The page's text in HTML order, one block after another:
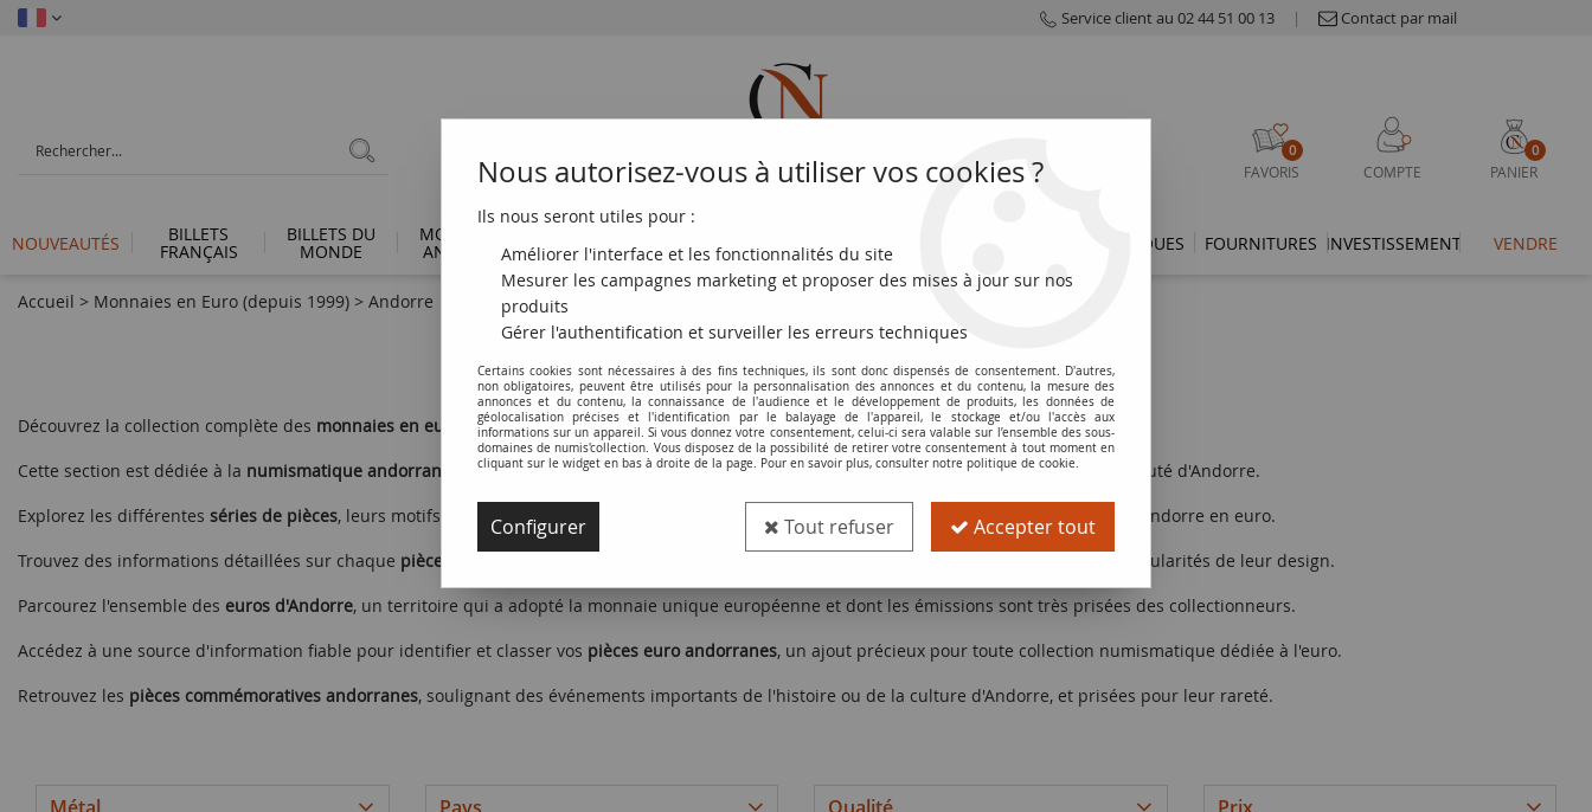
Service client au 02 44 51 00 13 | Contact par mail
0
FAVORIS COMPTE
0
PANIER
NOUVEAUTÉS BILLETS
FRANÇAIS
BILLETS DU
MONDE
MONNAIES
ANTIQUES FRANÇAISES DU MONDE EUROS THÉMATIQUES FOURNITURES INVESTISSEMENT VENDRE
Accueil > Monnaies en Euro (depuis 1999) > Andorre
Andorre
Découvrez la collection complète des monnaies en euro d'Andorrefrappées depuis l'introduction de l'euro en 1999.
Cette section est dédiée à la numismatique andorrane en euro, et propose un aperçu de toutes lespièces de collection émises par la Principauté d'Andorre.
Explorez les différentes séries de pièces, leurs motifs spécifiques et les années d'émission, offrant un aperçu précis de l'histoire monétaire d'Andorre en euro.
Trouvez des informations détaillées sur chaque pièce andorrane en euro
, incluant leur valeur faciale, leur composition métallique et les particularités de leur design.
Parcourez l'ensemble des euros d'Andorre, un territoire qui a adopté la monnaie unique européenne et dont les émissions sont très prisées des collectionneurs.
Accédez à une source d'information fiable pour identifier et classer vos pièces euro andorranes, un ajout précieux pour toute collection numismatique dédiée à l'euro.
Retrouvez les pièces commémoratives andorranes, soulignant des événements importants de l'histoire ou de la culture d'Andorre, et prisées pour leur rareté.
Nous autorisez-vous à utiliser vos cookies ?
Ils nous seront utiles pour :
Améliorer l'interface et les fonctionnalités du site
Mesurer les campagnes marketing et proposer des mises à jour sur nos
produits
Gérer l'authentification et surveiller les erreurs techniques
Certains cookies sont nécessaires à des fins techniques, ils sont donc dispensés de consentement. D'autres,
non obligatoires, peuvent être utilisés pour la personnalisation des annonces et du contenu, la mesure des
annonces et du contenu, la connaissance de l'audience et le développement de produits, les données de
géolocalisation précises et l'identification par le balayage de l'appareil, le stockage et/ou l'accès aux
informations sur un appareil. Si vous donnez votre consentement, celui-ci sera valable sur l’ensemble des sous-
domaines de numis'collection. Vous disposez de la possibilité de retirer votre consentement à tout moment en
cliquant sur le widget en bas à droite de la page. Pour en savoir plus, consulter notre politique de cookie.
Configurer Tout refuser Accepter tout